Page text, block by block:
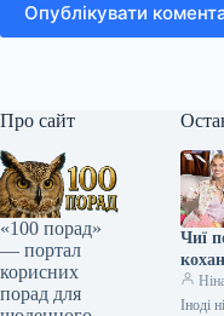
Опублікувати
Про сайт
«100 порад»
— портал
корисних
порад для
Чиї
Іноді